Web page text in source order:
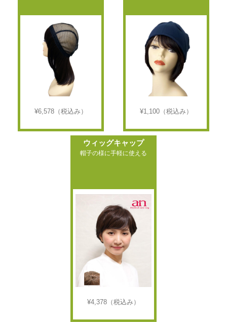
¥6,578 （税込み） ¥1,100 （税込み）
ウィッグキャップ
帽子の様に手軽に使える
¥4,378 （税込み）